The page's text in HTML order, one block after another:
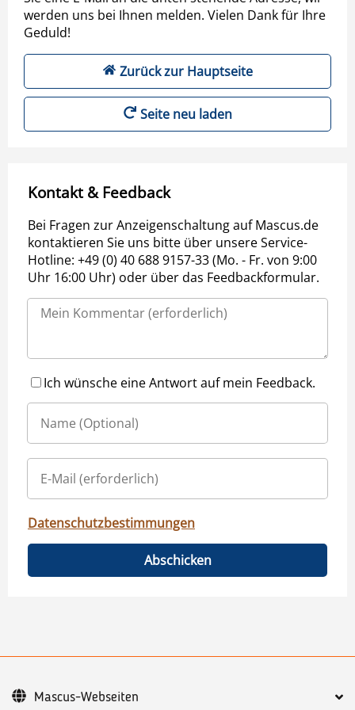
werden uns bei Ihnen melden. Vielen Dank für Ihre
Geduld!
Zurück zur Hauptseite
Seite neu laden
Kontakt & Feedback
Bei Fragen zur Anzeigenschaltung auf Mascus.de
kontaktieren Sie uns bitte über unsere Service-
Hotline: +49 (0) 40 688 9157-33 (Mo. - Fr. von 9:00
Uhr 16:00 Uhr) oder über das Feedbackformular.
Ich wünsche eine Antwort auf mein Feedback.
Datenschutzbestimmungen
Abschicken
Mascus-Webseiten